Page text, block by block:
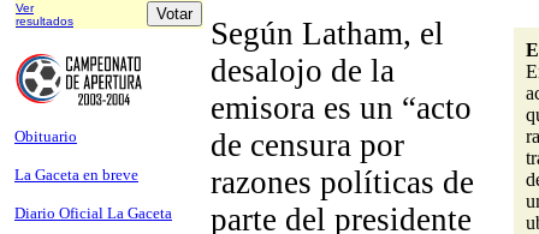
Ver
resultados
Obituario
La Gaceta en breve
Diario Oficial La Gaceta
Según Latham, el
desalojo de la
emisora es un “acto
de censura por
razones políticas de
parte del presidente